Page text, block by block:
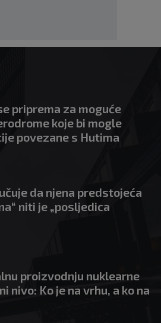
priprema za moguće
koje bi mogle
povezane s Hutima
da njena predstojeća
niti je „posljedica
proizvodnju nuklearne
nivo: Ko je na vrhu, a ko na